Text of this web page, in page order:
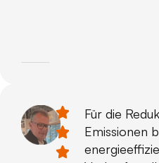
Für die
Emissionen